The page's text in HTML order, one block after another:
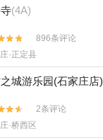
(4A)
896条评论
·正定县
城游乐园(石家庄店)
2条评论
·桥西区